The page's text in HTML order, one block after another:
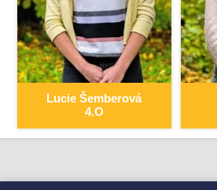
Lucie Šemberová
4.O